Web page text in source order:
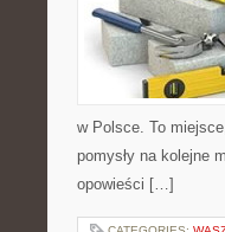
w Polsce. To
pomysły na kolejne
opowieści […]